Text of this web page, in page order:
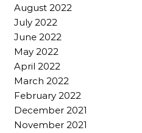
August 2022
July 2022
June 2022
May 2022
April 2022
March 2022
February 2022
December 2021
November 2021